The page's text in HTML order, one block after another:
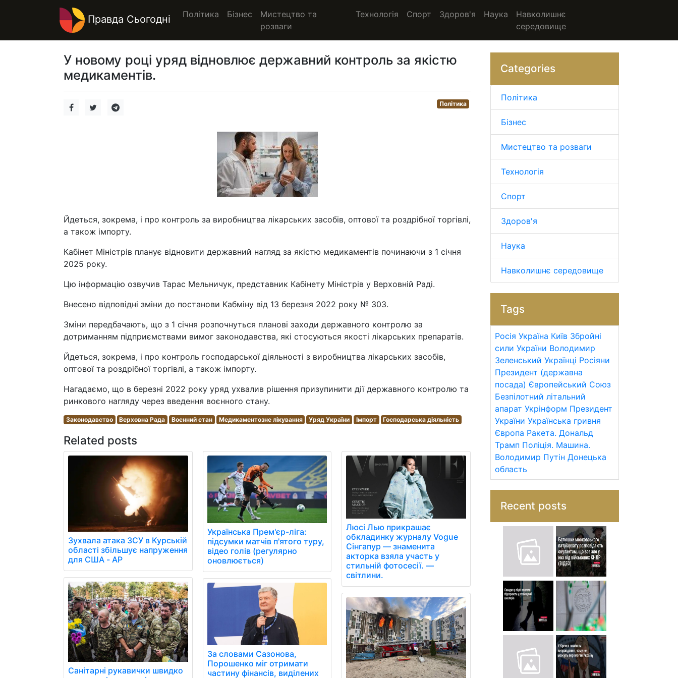
Правда Сьогодні Політика Бізнес
Мистецтво та
розваги
Технологія Спорт Здоров'я Наука
Навколишнє
середовище
У новому році уряд відновлює державний контроль за якістю
медикаментів.
Політика
Йдеться, зокрема, і про контроль за виробництва лікарських засобів, оптової та роздрібної торгівлі,
а також імпорту.
Кабінет Міністрів планує відновити державний нагляд за якістю медикаментів починаючи з 1 січня
2025 року.
Цю інформацію озвучив Тарас Мельничук, представник Кабінету Міністрів у Верховній Раді.
Внесено відповідні зміни до постанови Кабміну від 13 березня 2022 року № 303.
Зміни передбачають, що з 1 січня розпочнуться планові заходи державного контролю за
дотриманням підприємствами вимог законодавства, які стосуються якості лікарських препаратів.
Йдеться, зокрема, і про контроль господарської діяльності з виробництва лікарських засобів,
оптової та роздрібної торгівлі, а також імпорту.
Нагадаємо, що в березні 2022 року уряд ухвалив рішення призупинити дії державного контролю та
ринкового нагляду через введення воєнного стану.
Законодавство Верховна Рада Воєнний стан Медикаментозне лікування Уряд України Імпорт Господарська діяльність
Related posts
Зухвала атака ЗСУ в Курській
області збільшує напруження
для США - AP
Санітарні рукавички швидко
Українська Прем'єр-ліга:
підсумки матчів п'ятого туру,
відео голів (регулярно
оновлюється)
За словами Сазонова,
Порошенко міг отримати
частину фінансів, виділених
Люсі Лью прикрашає
обкладинку журналу Vogue
Сінгапур — знаменита
акторка взяла участь у
стильній фотосесії. —
світлини.
Categories
Політика
Бізнес
Мистецтво та розваги
Технологія
Спорт
Здоров'я
Наука
Навколишнє середовище
Tags
Росія Україна Київ Збройні
сили України Володимир
Зеленський Українці Росіяни
Президент (державна
посада) Європейський Союз
Безпілотний літальний
апарат Укрінформ Президент
України Українська гривня
Європа Ракета. Дональд
Трамп Поліція. Машина.
Володимир Путін Донецька
область
Recent posts